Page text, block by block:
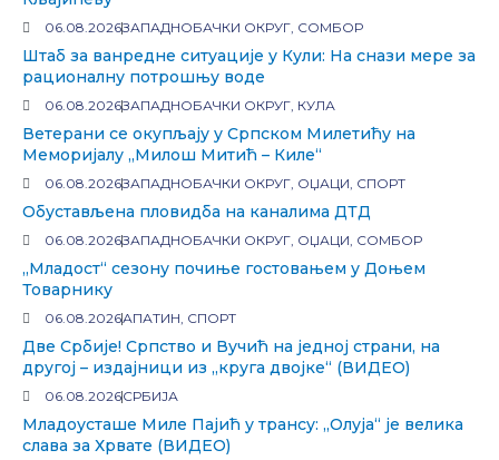
06.08.2026ЗАПАДНОБАЧКИ ОКРУГ, СОМБОР
Штаб за ванредне ситуације у Кули: На снази мере за
рационалну потрошњу воде
06.08.2026ЗАПАДНОБАЧКИ ОКРУГ, КУЛА
Ветерани се окупљају у Српском Милетићу на
Меморијалу „Милош Митић – Киле“
06.08.2026ЗАПАДНОБАЧКИ ОКРУГ, ОЏАЦИ, СПОРТ
Обустављена пловидба на каналима ДТД
06.08.2026ЗАПАДНОБАЧКИ ОКРУГ, ОЏАЦИ, СОМБОР
„Младост“ сезону почиње гостовањем у Доњем
Товарнику
06.08.2026АПАТИН, СПОРТ
Две Србије! Српство и Вучић на једној страни, на
другој – издајници из „круга двојке“ (ВИДЕО)
06.08.2026СРБИЈА
Младоусташе Миле Пајић у трансу: „Олуја“ је велика
слава за Хрвате (ВИДЕО)